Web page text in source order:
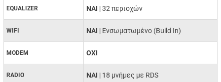
EQUALIZER NAI | 32 περιοχών
WIFI ΝΑΙ | Ενσωματωμένο (Build In)
MODEM ΟΧΙ
RADIO ΝΑΙ | 18 μνήμες με RDS